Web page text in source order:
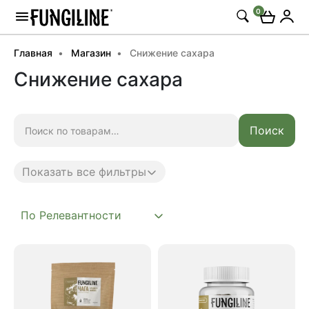
0
Главная Магазин Снижение сахара
Снижение сахара
Поиск
Показать все фильтры
Complex
Daily
Mushroom